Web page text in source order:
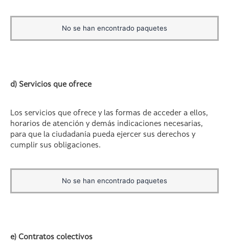
No se han encontrado paquetes
d) Servicios que ofrece
Los servicios que ofrece y las formas de acceder a ellos,
horarios de atención y demás indicaciones necesarias,
para que la ciudadanía pueda ejercer sus derechos y
cumplir sus obligaciones.
No se han encontrado paquetes
e) Contratos colectivos